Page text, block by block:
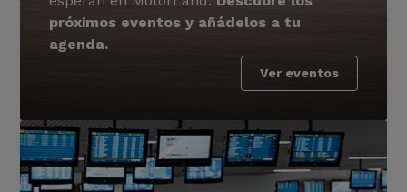
próximos eventos y añádelos a tu
agenda.
Ver eventos